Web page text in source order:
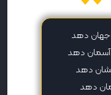
دهد
دهد
دهد
دهد